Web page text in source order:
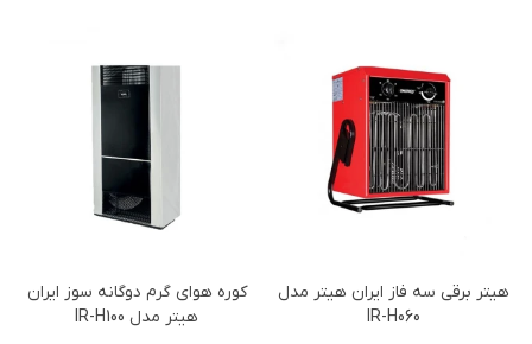
هیتر برقی سه فاز ایران هیتر مدل
IR-H060
کوره هوای گرم دوگانه سوز ایران
هیتر مدل IR-H100